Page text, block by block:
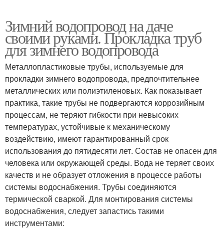
Зимний водопровод на даче
своими руками. Прокладка труб
для зимнего водопровода
Металлопластиковые трубы, используемые для
прокладки зимнего водопровода, предпочтительнее
металлических или полиэтиленовых. Как показывает
практика, такие трубы не подвергаются коррозийным
процессам, не теряют гибкости при невысоких
температурах, устойчивые к механическому
воздействию, имеют гарантированный срок
использования до пятидесяти лет. Состав не опасен для
человека или окружающей среды. Вода не теряет своих
качеств и не образует отложения в процессе работы
системы водоснабжения. Трубы соединяются
термической сваркой. Для монтирования системы
водоснабжения, следует запастись такими
инструментами: